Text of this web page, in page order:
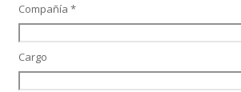
SAP S/4 HANA Finanzas
Compañía *
Cargo